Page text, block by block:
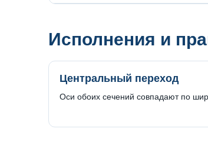
Исполнения и
Центральный переход
Оси обоих сечений совпадают по